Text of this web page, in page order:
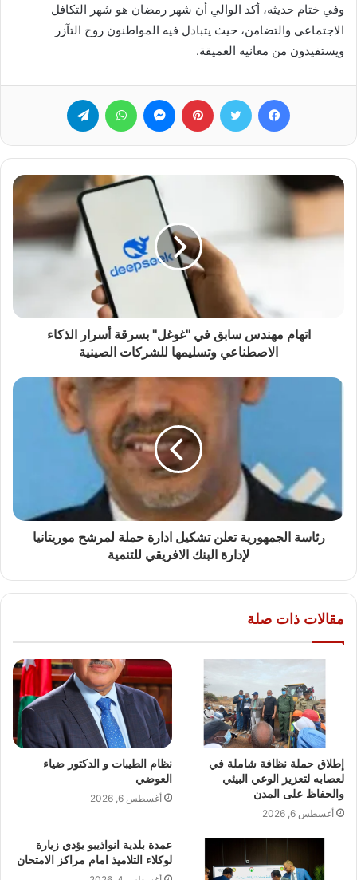
وفي ختام حديثه، أكد الوالي أن شهر رمضان هو شهر التكافل
الاجتماعي والتضامن، حيث يتبادل فيه المواطنون روح التآزر
ويستفيدون من معانيه العميقة.
فيسبوك تويتر بينتيريست ماسنجر واتساب
اتهام مهندس سابق في "غوغل" بسرقة أسرار الذكاء
الاصطناعي وتسليمها للشركات الصينية
رئاسة الجمهورية تعلن تشكيل ادارة حملة لمرشح موريتانيا
لإدارة البنك الافريقي للتنمية
مقالات ذات صلة
إطلاق حملة نظافة شاملة في
لعصابه لتعزيز الوعي البيئي
والحفاظ على المدن
أغسطس 6, 2026
نظام الطيبات و الدكتور ضياء
العوضي
أغسطس 6, 2026
عمدة بلدية انواذيبو يؤدي زيارة
لوكلاء التلاميذ امام مراكز الامتحان